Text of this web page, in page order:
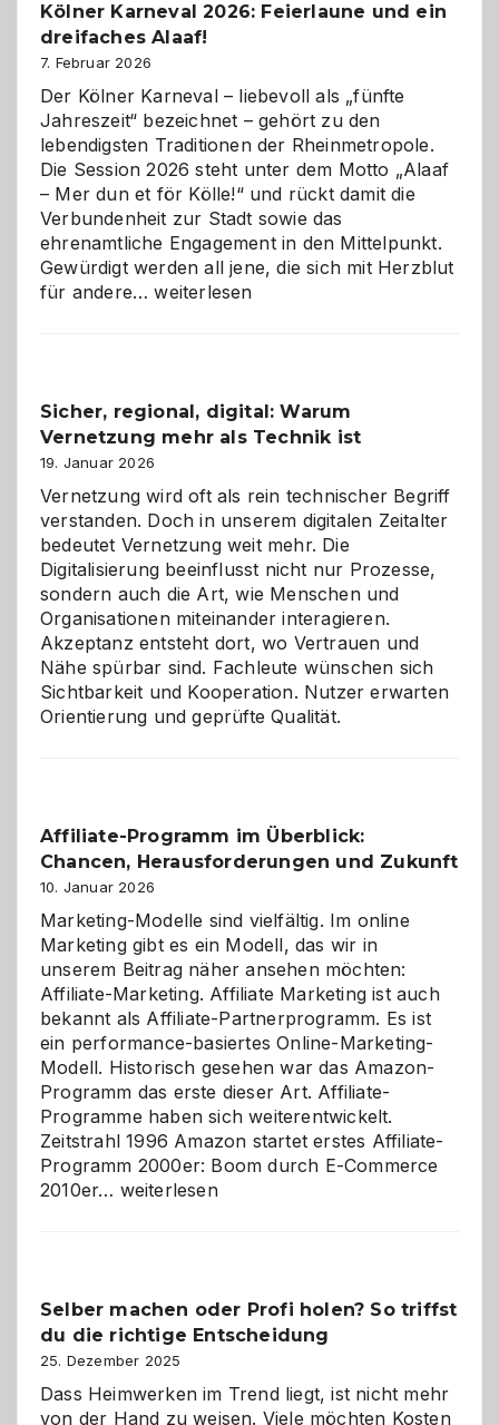
geworden
Kölner Karneval 2026: Feierlaune und ein
dreifaches Alaaf!
7. Februar 2026
Der Kölner Karneval – liebevoll als „fünfte
Jahreszeit“ bezeichnet – gehört zu den
lebendigsten Traditionen der Rheinmetropole.
Die Session 2026 steht unter dem Motto „Alaaf
– Mer dun et för Kölle!“ und rückt damit die
Verbundenheit zur Stadt sowie das
ehrenamtliche Engagement in den Mittelpunkt.
Gewürdigt werden all jene, die sich mit Herzblut
für andere…Kölner
ein
dreifaches
Alaaf!
weiterlesen
Sicher, regional, digital: Warum
Vernetzung mehr als Technik ist
19. Januar 2026
Vernetzung wird oft als rein technischer Begriff
verstanden. Doch in unserem digitalen Zeitalter
bedeutet Vernetzung weit mehr. Die
Digitalisierung beeinflusst nicht nur Prozesse,
sondern auch die Art, wie Menschen und
Organisationen miteinander interagieren.
Akzeptanz entsteht dort, wo Vertrauen und
Nähe spürbar sind. Fachleute wünschen sich
Sichtbarkeit und Kooperation. Nutzer erwarten
Orientierung und geprüfte Qualität.
Affiliate-Programm im Überblick:
Chancen, Herausforderungen und Zukunft
10. Januar 2026
Marketing-Modelle sind vielfältig. Im online
Marketing gibt es ein Modell, das wir in
unserem Beitrag näher ansehen möchten:
Affiliate-Marketing. Affiliate Marketing ist auch
bekannt als Affiliate-Partnerprogramm. Es ist
ein performance-basiertes Online-Marketing-
Modell. Historisch gesehen war das Amazon-
Programm das erste dieser Art. Affiliate-
Programme haben sich weiterentwickelt.
Zeitstrahl 1996 Amazon startet erstes Affiliate-
Programm 2000er: Boom durch E-Commerce
2010er… Affiliate-
Herausforderungen
und
Zukunft
weiterlesen
Selber machen oder Profi holen? So triffst
du die richtige Entscheidung
25. Dezember 2025
Dass Heimwerken im Trend liegt, ist nicht mehr
von der Hand zu weisen. Viele möchten Kosten